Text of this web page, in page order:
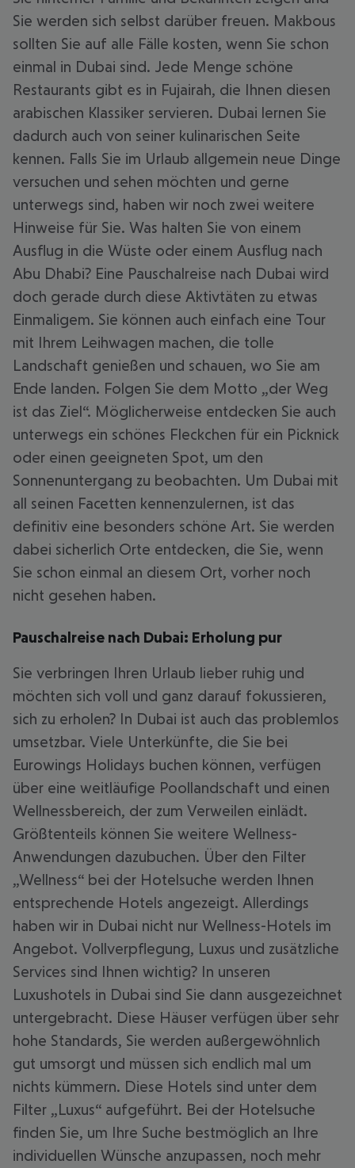
Sie werden sich selbst darüber freuen. Makbous
sollten Sie auf alle Fälle kosten, wenn Sie schon
einmal in Dubai sind. Jede Menge schöne
Restaurants gibt es in Fujairah, die Ihnen diesen
arabischen Klassiker servieren. Dubai lernen Sie
dadurch auch von seiner kulinarischen Seite
kennen. Falls Sie im Urlaub allgemein neue Dinge
versuchen und sehen möchten und gerne
unterwegs sind, haben wir noch zwei weitere
Hinweise für Sie. Was halten Sie von einem
Ausflug in die Wüste oder einem Ausflug nach
Abu Dhabi? Eine Pauschalreise nach Dubai wird
doch gerade durch diese Aktivtäten zu etwas
Einmaligem. Sie können auch einfach eine Tour
mit Ihrem Leihwagen machen, die tolle
Landschaft genießen und schauen, wo Sie am
Ende landen. Folgen Sie dem Motto „der Weg
ist das Ziel“. Möglicherweise entdecken Sie auch
unterwegs ein schönes Fleckchen für ein Picknick
oder einen geeigneten Spot, um den
Sonnenuntergang zu beobachten. Um Dubai mit
all seinen Facetten kennenzulernen, ist das
definitiv eine besonders schöne Art. Sie werden
dabei sicherlich Orte entdecken, die Sie, wenn
Sie schon einmal an diesem Ort, vorher noch
nicht gesehen haben.
Pauschalreise nach Dubai: Erholung pur
Sie verbringen Ihren Urlaub lieber ruhig und
möchten sich voll und ganz darauf fokussieren,
sich zu erholen? In Dubai ist auch das problemlos
umsetzbar. Viele Unterkünfte, die Sie bei
Eurowings Holidays buchen können, verfügen
über eine weitläufige Poollandschaft und einen
Wellnessbereich, der zum Verweilen einlädt.
Größtenteils können Sie weitere Wellness-
Anwendungen dazubuchen. Über den Filter
„Wellness“ bei der Hotelsuche werden Ihnen
entsprechende Hotels angezeigt. Allerdings
haben wir in Dubai nicht nur Wellness-Hotels im
Angebot. Vollverpflegung, Luxus und zusätzliche
Services sind Ihnen wichtig? In unseren
Luxushotels in Dubai sind Sie dann ausgezeichnet
untergebracht. Diese Häuser verfügen über sehr
hohe Standards, Sie werden außergewöhnlich
gut umsorgt und müssen sich endlich mal um
nichts kümmern. Diese Hotels sind unter dem
Filter „Luxus“ aufgeführt. Bei der Hotelsuche
finden Sie, um Ihre Suche bestmöglich an Ihre
individuellen Wünsche anzupassen, noch mehr